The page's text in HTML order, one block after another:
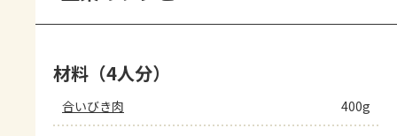
材料（4人分）
合いびき肉 400g